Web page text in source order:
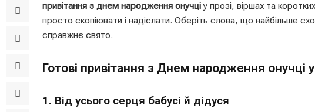
привітання з днем народження онучціу прозі, віршах та
просто скопіювати і надіслати. Оберіть слова, що найбільше
справжнє свято.
Готові привітання з Днем народження онучці у
1. Від усього серця бабусі й дідуся